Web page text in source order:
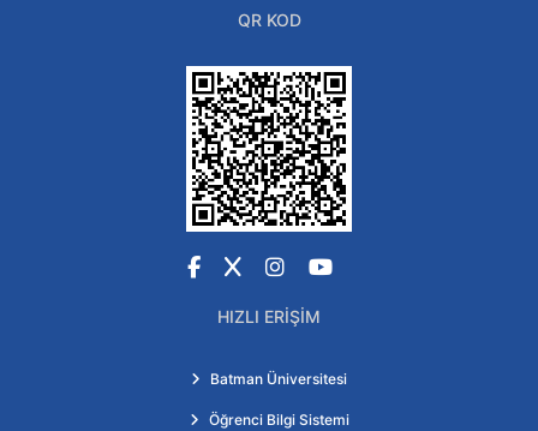
QR KOD
Facebook
X Instagram
YouTube
HIZLI ERIŞIM
Batman Üniversitesi
Öğrenci Bilgi Sistemi